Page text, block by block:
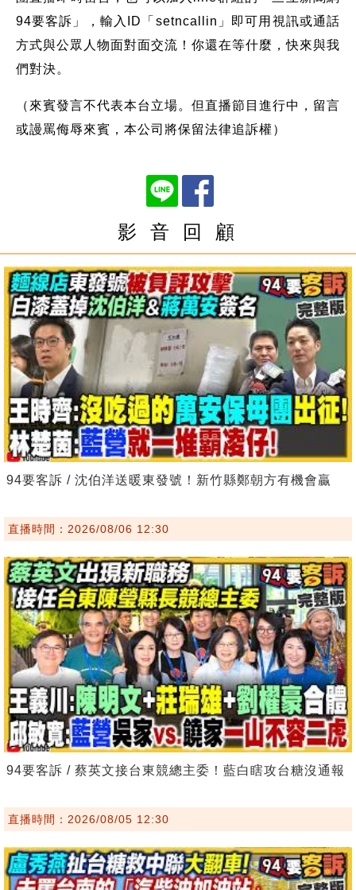
94要客訴」，輸入ID「setncallin」即可用視訊或通話
方式與公眾人物面對面交流！你還在等什麼，快來與我
們對決。
（來賓發言不代表本台立場。但直播節目進行中，留言
或謾罵侮辱來賓，本公司將保留法律追訴權）
影 音 回 顧
94要客訴 / 沈伯洋送暖東發號！新竹縣鄭朝方有機會贏
直播時間：2026/08/06 12:30
94要客訴 / 蔡英文接台東競總主委！藍白瞎攻台糖沒通報
直播時間：2026/08/05 12:30